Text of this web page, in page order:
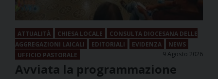
ATTUALITÀ CHIESA LOCALE
CONSULTA DIOCESANA DELLE
AGGREGAZIONI LAICALI
EDITORIALI EVIDENZA
NEWS
UFFICIO PASTORALE
9 Agosto 2026
Avviata la programmazione